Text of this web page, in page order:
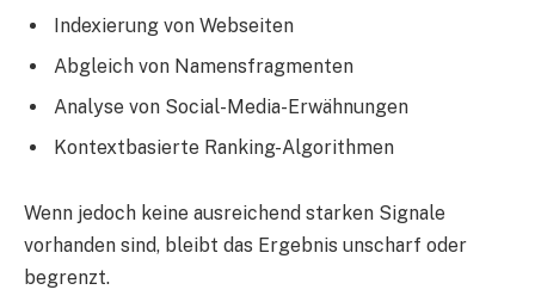
Indexierung von Webseiten
Abgleich von Namensfragmenten
Analyse von Social-Media-Erwähnungen
Kontextbasierte Ranking-Algorithmen
Wenn jedoch keine ausreichend starken Signale
vorhanden sind, bleibt das Ergebnis unscharf oder
begrenzt.